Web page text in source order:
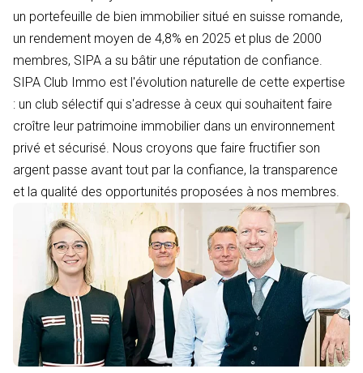
un portefeuille de bien immobilier situé en suisse romande,
un rendement moyen de 4,8% en 2025 et plus de 2000
membres, SIPA a su bâtir une réputation de confiance.
SIPA Club Immo est l'évolution naturelle de cette expertise
: un club sélectif qui s'adresse à ceux qui souhaitent faire
croître leur patrimoine immobilier dans un environnement
privé et sécurisé. Nous croyons que faire fructifier son
argent passe avant tout par la confiance, la transparence
et la qualité des opportunités proposées à nos membres.